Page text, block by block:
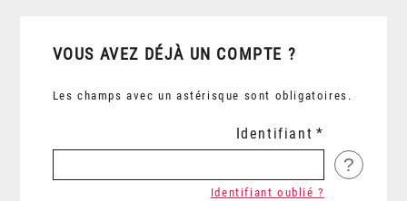
VOUS AVEZ DÉJÀ UN COMPTE ?
Les champs avec un astérisque sont obligatoires.
Identifiant
?
Identifiant oublié ?